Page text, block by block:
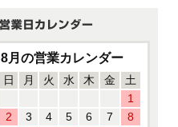
8月の営業カレンダー
日 月 火 水 木 金
土
1
2
3 4 5 6 7
8